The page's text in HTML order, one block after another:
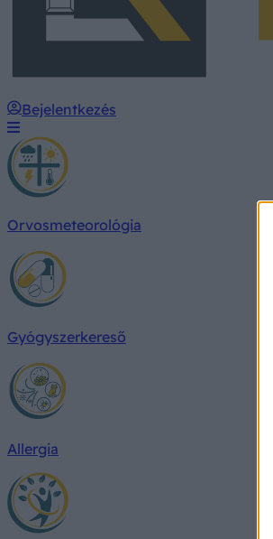
Bejelentkezés
Orvosmeteorológia
Gyógyszerkereső
Allergia